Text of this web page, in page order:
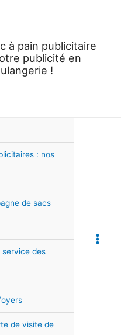
à pain publicitaire
publicité en
!
: nos
de sacs
service des
de visite de
Main